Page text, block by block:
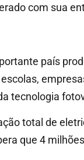
com sua
país
tecnologia
total de
que 4